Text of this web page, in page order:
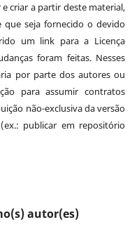
criar a partir deste material,
que seja fornecido o devido
um link para a Licença
foram feitas. Nesses
por parte dos autores ou
para assumir contratos
não-exclusiva da versão
publicar em repositório
autor(es)